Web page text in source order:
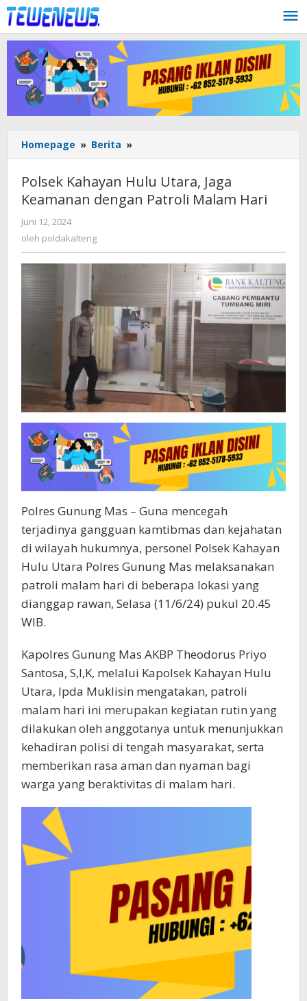
Lewati
ke
konten
Homepage » Berita »
Kahayan
Utara,
Jaga
Polsek Kahayan Hulu Utara, Jaga
Keamanan dengan Patroli Malam Hari
Juni 12, 2024
poldakalteng
oleh poldakalteng
Polres Gunung Mas – Guna mencegah
terjadinya gangguan kamtibmas dan kejahatan
di wilayah hukumnya, personel Polsek Kahayan
Hulu Utara Polres Gunung Mas melaksanakan
patroli malam hari di beberapa lokasi yang
dianggap rawan, Selasa (11/6/24) pukul 20.45
WIB.
Kapolres Gunung Mas AKBP Theodorus Priyo
Santosa, S,I,K, melalui Kapolsek Kahayan Hulu
Utara, Ipda Muklisin mengatakan, patroli
malam hari ini merupakan kegiatan rutin yang
dilakukan oleh anggotanya untuk menunjukkan
kehadiran polisi di tengah masyarakat, serta
memberikan rasa aman dan nyaman bagi
warga yang beraktivitas di malam hari.